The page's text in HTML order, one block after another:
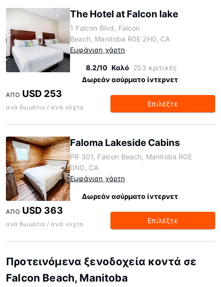
The Hotel at Falcon lake
1 Falcon Blvd, Falcon
Beach, Manitoba R0E 2H0, CA
Εμφάνιση χάρτη
8.2/10 Καλό 253 κριτικές
Δωρεάν ασύρματο ίντερνετ
ΑΠΌ USD 253
ανά δωμάτιο / ανά νύχτα Επιλέξτε
Faloma Lakeside Cabins
PR 301, Falcon Beach, Manitoba R0E
0N0, CA
Εμφάνιση χάρτη
Δωρεάν ασύρματο ίντερνετ
ΑΠΌ USD 363
ανά δωμάτιο / ανά νύχτα Επιλέξτε
Προτεινόμενα ξενοδοχεία κοντά σε
Falcon Beach, Manitoba